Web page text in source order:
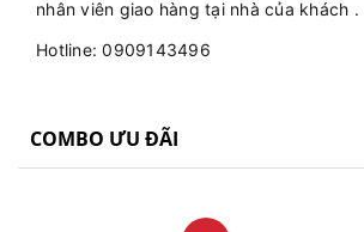
nhân viên giao hàng tại nhà của khách .
Hotline: 0909143496
COMBO ƯU ĐÃI